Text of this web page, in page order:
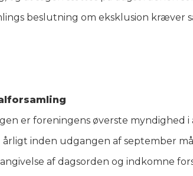
beslutning om eksklusion kræver
er foreningens øverste myndighed
årligt inden udgangen af september
af dagsorden og indkomne